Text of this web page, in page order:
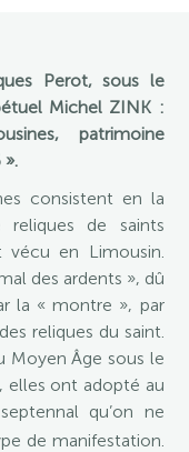
Perot, sous le
Michel ZINK :
patrimoine
consistent en la
de saints
vécu en Limousin.
des ardents », dû
la « montre », par
reliques du saint.
Moyen Âge sous le
elles ont adopté au
qu’on ne
de manifestation.